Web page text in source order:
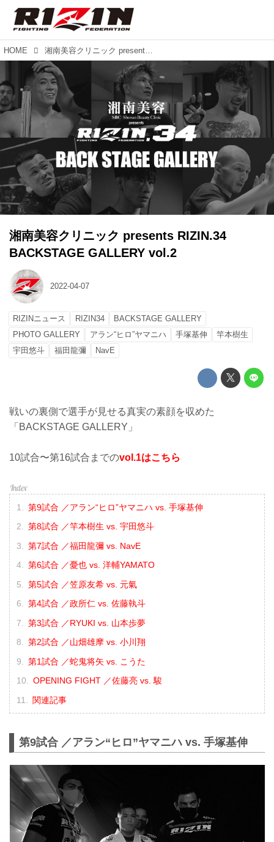
HOME 湘南美容クリニック presents RIZIN.34 BACKSTAGE GALLERY vol.2
湘南美容クリニック presents RIZIN.34
BACKSTAGE GALLERY vol.2
2022-04-07
RIZINニュース RIZIN34
BACKSTAGE GALLERY
PHOTO GALLERY
アラン“ヒロ”ヤマニハ 手塚基伸
竿本樹生
宇田悠斗
福田龍彌 NavE
戦いの裏側で選手が見せる真実の素顔を収めた
「BACKSTAGE GALLERY」
10試合〜第16試合までのvol.1はこちら
第9試合 ／アラン“ヒロ”ヤマニハ vs. 手塚基伸
第8試合 ／竿本樹生 vs. 宇田悠斗
第7試合 ／福田龍彌 vs. NavE
第6試合 ／憂也 vs. 洋輔YAMATO
第5試合 ／笠原友希 vs. 元氣
第4試合 ／政所仁 vs. 佐藤執斗
第3試合 ／RYUKI vs. 山本歩夢
第2試合 ／山畑雄摩 vs. 小川翔
第1試合 ／蛇鬼将矢 vs. こうた
OPENING FIGHT ／佐藤亮 vs. 駿
関連記事
第9試合 ／アラン“ヒロ”ヤマニハ vs. 手塚基伸